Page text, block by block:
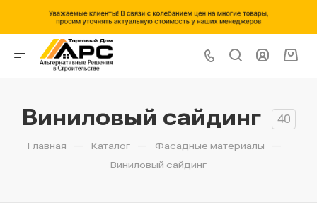
Виниловый сайдинг 40
Главная — Каталог — Фасадные материалы —
Виниловый сайдинг